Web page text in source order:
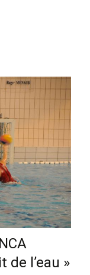
de l’eau »